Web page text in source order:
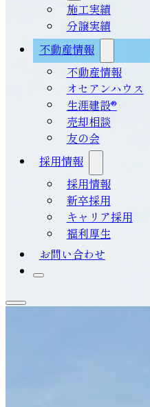
施工実績
分譲実績
不動産情報
不動産情報
オセアンハウス
生涯建設®
売却相談
友の会
採用情報
採用情報
新卒採用
キャリア採用
福利厚生
お問い合わせ